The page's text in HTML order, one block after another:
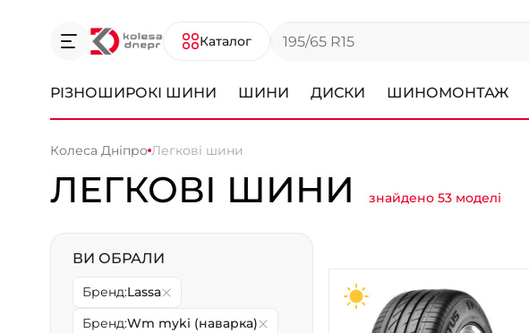
Каталог
РІЗНОШИРОКІ ШИНИ ШИНИ ДИСКИ ШИНОМОНТАЖ
Колеса Дніпро Легкові шини
ЛЕГКОВІ ШИНИ знайдено 53 моделі
ВИ ОБРАЛИ
Бренд:Lassa
Бренд:Wm myki (наварка)